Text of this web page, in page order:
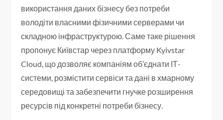
використання даних бізнесу без потреби
володіти власними фізичними серверами чи
складною інфраструктурою. Саме таке рішення
пропонує Київстар через платформу Kyivstar
Cloud, що дозволяє компаніям об’єднати ІТ-
системи, розмістити сервіси та дані в хмарному
середовищі та забезпечити гнучке розширення
ресурсів під конкретні потреби бізнесу.